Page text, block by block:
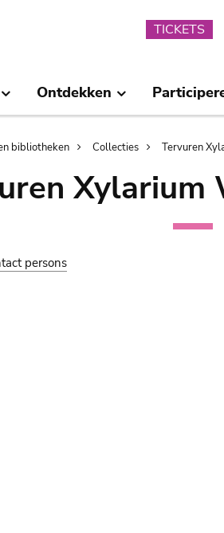
TICKETS
Ontdekken
bibliotheken Collecties Tervuren
Xylarium
persons